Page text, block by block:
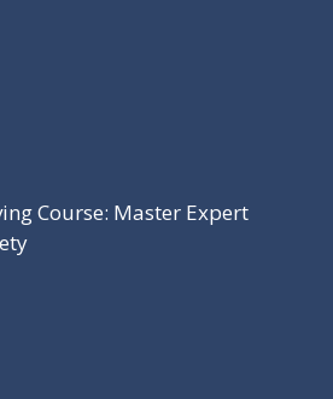
Course: Master Expert